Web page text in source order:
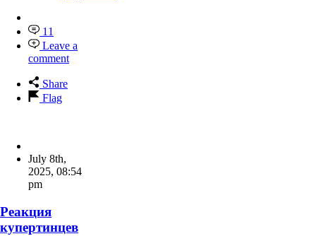
11
Leave a
comment
Share
Flag
July 8th,
2025, 08:54
pm
Реакция
купертинцев